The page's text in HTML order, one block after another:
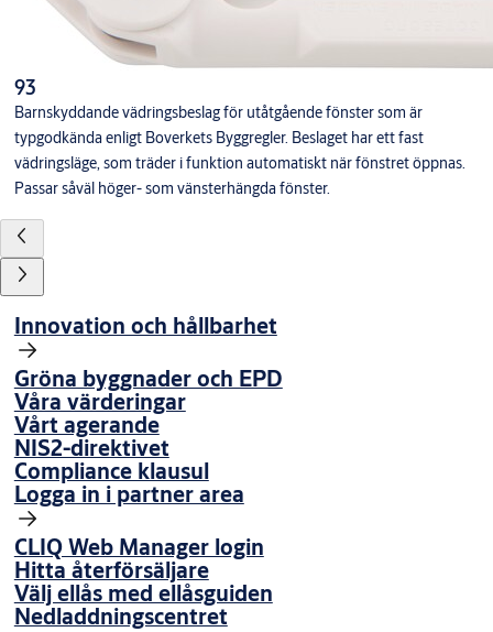
93
Barnskyddande vädringsbeslag för utåtgående fönster som är
typgodkända enligt Boverkets Byggregler. Beslaget har ett fast
vädringsläge, som träder i funktion automatiskt när fönstret öppnas.
Passar såväl höger- som vänsterhängda fönster.
Innovation och hållbarhet
Gröna byggnader och EPD
Våra värderingar
Vårt agerande
NIS2-direktivet
Compliance klausul
Logga in i partner area
CLIQ Web Manager login
Hitta återförsäljare
Välj ellås med ellåsguiden
Nedladdningscentret